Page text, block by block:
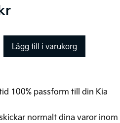
Lägg till i varukorg
100% passform till din Kia
normalt dina varor